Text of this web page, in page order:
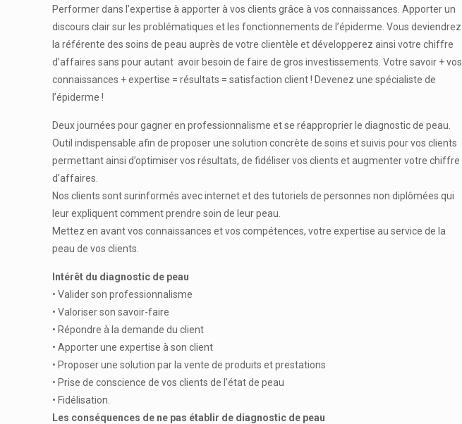
Performer dans l’expertise à apporter à vos clients grâce à vos connaissances. Apporter un
discours clair sur les problématiques et les fonctionnements de l’épiderme. Vous deviendrez
la référente des soins de peau auprès de votre clientèle et développerez ainsi votre chiffre
d’affaires sans pour autant avoir besoin de faire de gros investissements. Votre savoir + vos
connaissances + expertise = résultats = satisfaction client ! Devenez une spécialiste de
l’épiderme !
Deux journées pour gagner en professionnalisme et se réapproprier le diagnostic de peau.
Outil indispensable afin de proposer une solution concrète de soins et suivis pour vos clients
permettant ainsi d’optimiser vos résultats, de fidéliser vos clients et augmenter votre chiffre
d’affaires.
Nos clients sont surinformés avec internet et des tutoriels de personnes non diplômées qui
leur expliquent comment prendre soin de leur peau.
Mettez en avant vos connaissances et vos compétences, votre expertise au service de la
peau de vos clients.
Intérêt du diagnostic de peau
• Valider son professionnalisme
• Valoriser son savoir-faire
• Répondre à la demande du client
• Apporter une expertise à son client
• Proposer une solution par la vente de produits et prestations
• Prise de conscience de vos clients de l’état de peau
• Fidélisation.
Les conséquences de ne pas établir de diagnostic de peau